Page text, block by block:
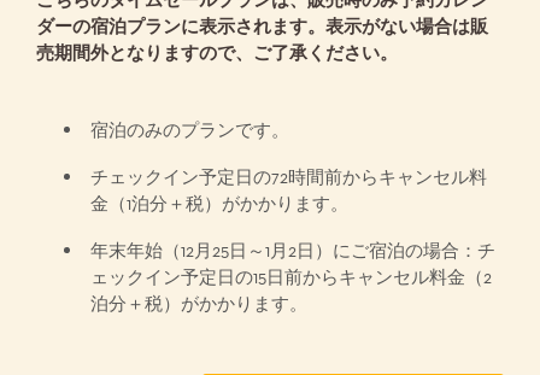
ダーの宿泊プランに表示されます。表示がない場合は販
売期間外となりますので、ご了承ください。
宿泊のみのプランです。
チェックイン予定日の72時間前からキャンセル料
金（1泊分＋税）がかかります。
年末年始（12月25日～1月2日）にご宿泊の場合：チ
ェックイン予定日の15日前からキャンセル料金（2
泊分＋税）がかかります。